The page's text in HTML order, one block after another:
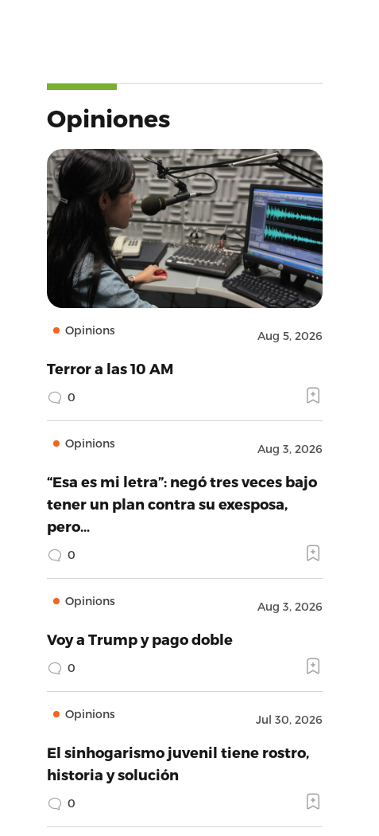
Opiniones
Opinions Aug 5, 2026
Terror a las 10 AM
0
Opinions Aug 3, 2026
“Esa es mi letra”: negó tres veces bajo
tener un plan contra su exesposa,
pero…
0
Opinions Aug 3, 2026
Voy a Trump y pago doble
0
Opinions Jul 30, 2026
El sinhogarismo juvenil tiene rostro,
historia y solución
0